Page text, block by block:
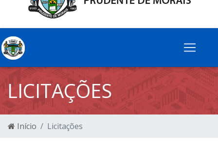
LICITAÇÕES
Início Licitações